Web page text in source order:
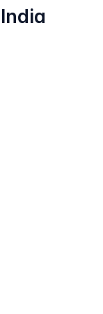
India